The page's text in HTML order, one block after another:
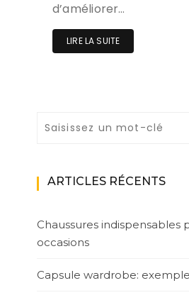
d’améliorer…
LIRE LA SUITE
ARTICLES RÉCENTS
Chaussures indispensables
occasions
Capsule wardrobe: